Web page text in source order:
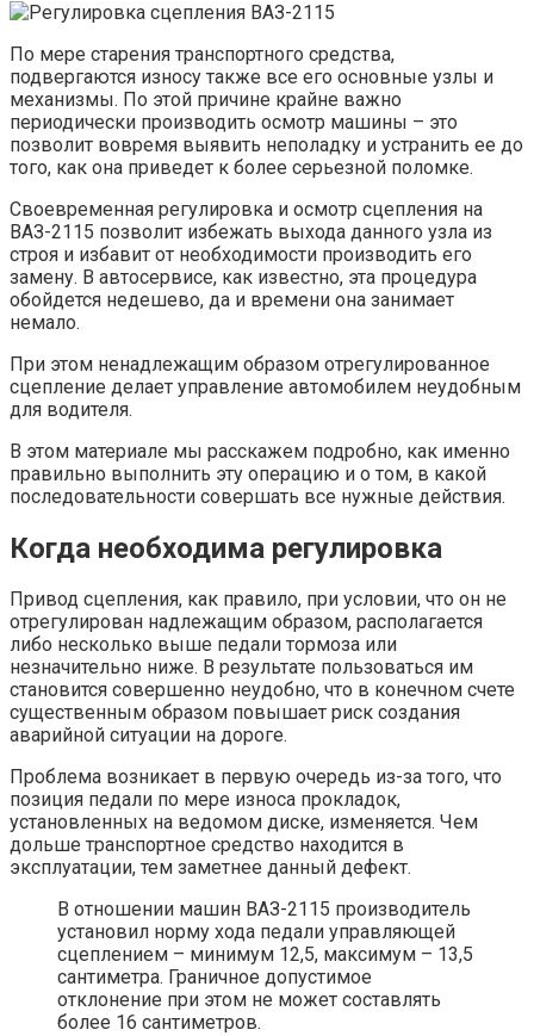
По мере старения транспортного средства,
подвергаются износу также все его основные узлы и
механизмы. По этой причине крайне важно
периодически производить осмотр машины – это
позволит вовремя выявить неполадку и устранить ее до
того, как она приведет к более серьезной поломке.
Своевременная регулировка и осмотр сцепления на
ВАЗ-2115 позволит избежать выхода данного узла из
строя и избавит от необходимости производить его
замену. В автосервисе, как известно, эта процедура
обойдется недешево, да и времени она занимает
немало.
При этом ненадлежащим образом отрегулированное
сцепление делает управление автомобилем неудобным
для водителя.
В этом материале мы расскажем подробно, как именно
правильно выполнить эту операцию и о том, в какой
последовательности совершать все нужные действия.
Когда необходима регулировка
Привод сцепления, как правило, при условии, что он не
отрегулирован надлежащим образом, располагается
либо несколько выше педали тормоза или
незначительно ниже. В результате пользоваться им
становится совершенно неудобно, что в конечном счете
существенным образом повышает риск создания
аварийной ситуации на дороге.
Проблема возникает в первую очередь из-за того, что
позиция педали по мере износа прокладок,
установленных на ведомом диске, изменяется. Чем
дольше транспортное средство находится в
эксплуатации, тем заметнее данный дефект.
В отношении машин ВАЗ-2115 производитель
установил норму хода педали управляющей
сцеплением – минимум 12,5, максимум – 13,5
сантиметра. Граничное допустимое
отклонение при этом не может составлять
более 16 сантиметров.